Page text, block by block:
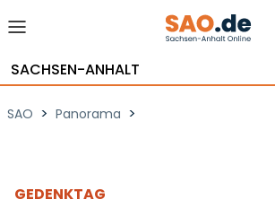
SACHSEN-ANHALT
SAO > Panorama >
GEDENKTAG